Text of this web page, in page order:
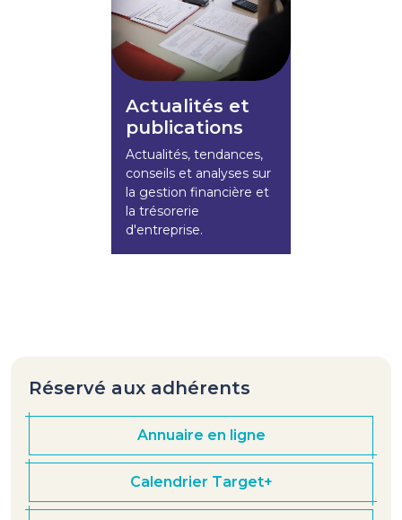
Actualités et
publications
Actualités, tendances,
conseils et analyses sur
la gestion financière et
la trésorerie
d'entreprise.
Réservé aux adhérents
Annuaire en ligne
Calendrier Target+